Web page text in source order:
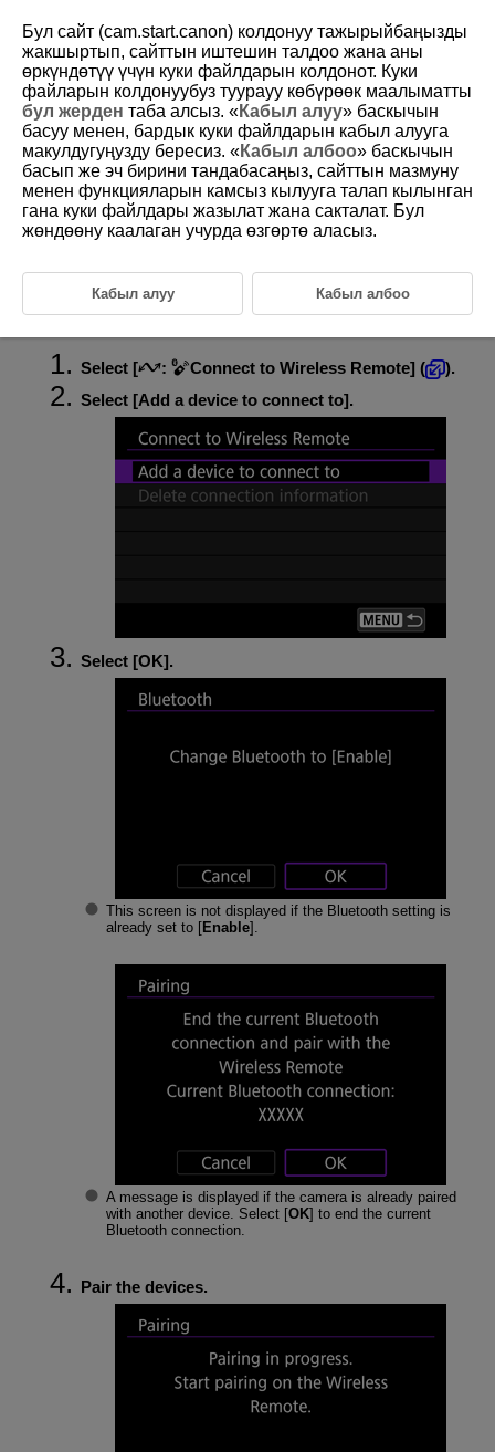
D388-176
Connecting to a Wireless Remote
Control
Deleting Connection Information
The camera can also be connected to a wireless remote control (sold
) via Bluetooth for remote control shooting.
Select [ : Connect to Wireless Remote] (
).
Select [Add a device to connect to].
Select [OK].
This screen is not displayed if the Bluetooth setting is
already set to [Enable].
A message is displayed if the camera is already paired
with another device. Select [OK] to end the current
Bluetooth connection.
Pair the devices.
Бул сайт (cam.start.canon) колдонуу тажырыйбаңызды
жакшыртып, сайттын иштешин талдоо жана аны
өркүндөтүү үчүн куки файлдарын колдонот. Куки
файларын колдонуубуз туурауу көбүрөөк маалыматты
бул жерден таба алсыз. «Кабыл алуу» баскычын
басуу менен, бардык куки файлдарын кабыл алууга
макулдугуңузду бересиз. «Кабыл албоо» баскычын
басып же эч бирини тандабасаңыз, сайттын мазмуну
менен функцияларын камсыз кылууга талап кылынган
гана куки файлдары жазылат жана сакталат. Бул
жөндөөну каалаган учурда өзгөртө аласыз.
Кабыл алуу Кабыл албоо